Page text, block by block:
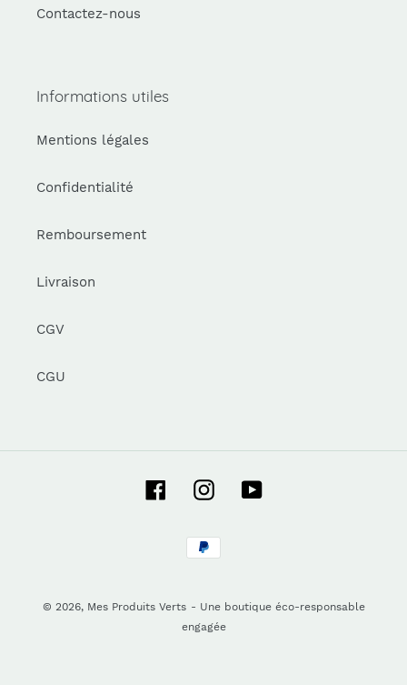
Contactez-nous
Informations utiles
Mentions légales
Confidentialité
Remboursement
Livraison
CGV
CGU
FacebookInstagramYouTube
Moyens
de
© 2026, Mes Produits Verts - Une boutique éco-responsable
engagée